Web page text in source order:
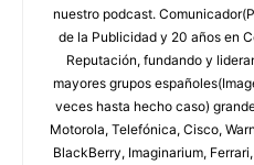
nuestro podcast.
de la Publicidad y 20 años en
Reputación, fundando y
mayores grupos
veces hasta hecho caso)
Motorola, Telefónica, Cisco,
BlackBerry, Imaginarium,